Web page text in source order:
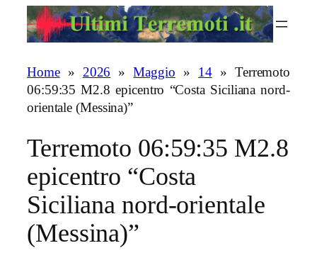
Home» 2026 »Maggio » 14» Terremoto
06:59:35 M2.8 epicentro “Costa Siciliana nord-
orientale (Messina)”
Terremoto 06:59:35 M2.8
epicentro “Costa
Siciliana nord-orientale
(Messina)”